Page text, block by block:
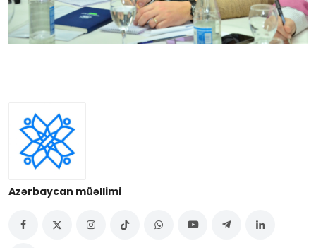
Azərbaycan müəllimi